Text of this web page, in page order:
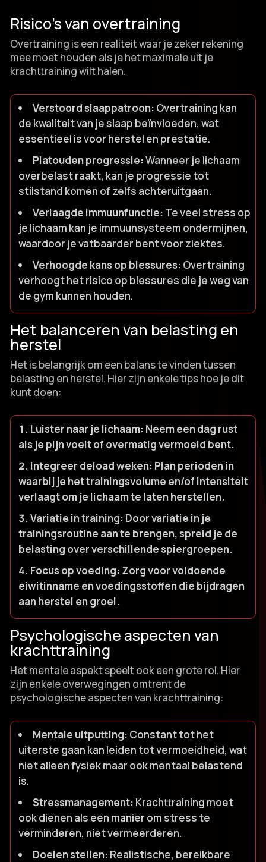
Risico’s van overtraining
Overtraining is een realiteit waar je zeker rekening
mee moet houden als je het maximale uit je
krachttraining wilt halen.​
Verstoord slaappatroon: Overtraining kan
de kwaliteit van je slaap beïnvloeden, wat
essentieel is voor herstel en prestatie.​
Platouden progressie:Wanneer je lichaam
overbelast raakt, kan je progressie tot
stilstand komen of zelfs achteruitgaan.​
Verlaagde immuunfunctie: Te veel stress op
je lichaam kan je immuunsysteem ondermijnen,
waardoor je vatbaarder bent voor ziektes.​
Verhoogde kans op blessures: Overtraining
verhoogt het risico op blessures die je weg van
de gym kunnen houden.​
Het balanceren van belasting en
herstel
Het is belangrijk om een balans te vinden tussen
belasting en herstel.​ Hier zijn enkele tips hoe je dit
kunt doen:
Luister naar je lichaam: Neem een dag rust
als je pijn voelt of overmatig vermoeid bent.​
Integreer deload weken: Plan perioden in
waarbij je het trainingsvolume en/of intensiteit
verlaagt om je lichaam te laten herstellen.​
Variatie in training: Door variatie in je
trainingsroutine aan te brengen, spreid je de
belasting over verschillende spiergroepen.​
Focus op voeding: Zorg voor voldoende
eiwitinname en voedingsstoffen die bijdragen
aan herstel en groei.​
Psychologische aspecten van
krachttraining
Het mentale aspekt speelt ook een grote rol.​ Hier
zijn enkele overwegingen omtrent de
psychologische aspecten van krachttraining:
Mentale uitputting: Constant tot het
uiterste gaan kan leiden tot vermoeidheid, wat
niet alleen fysiek maar ook mentaal belastend
is.​
Stressmanagement: Krachttraining moet
ook dienen als een manier om stress te
verminderen, niet vermeerderen.​
Doelen stellen: Realistische, bereikbare